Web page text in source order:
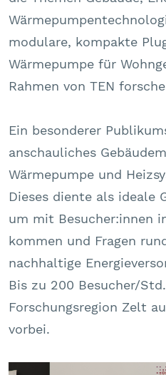
modulare, kompakte
Wärmepumpe für
Rahmen von TEN
Ein besonderer
anschauliches
Wärmepumpe und
Dieses diente als ideale
um mit Besucher:innen
kommen und Fragen
nachhaltige
Bis zu 200 Besucher/
Forschungsregion Zelt
vorbei.